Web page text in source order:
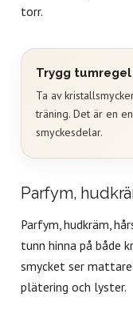
torr.
Trygg tumregel
Ta av
träning. Det är en
smyckesdelar.
Parfym,
Parfym, hudkräm,
tunn hinna på både
smycket ser
plätering och lyster.